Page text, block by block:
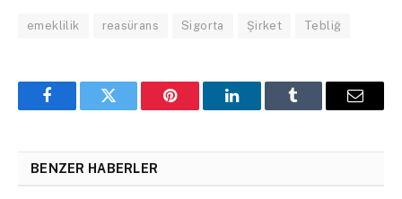
emeklilik reasürans Sigorta Şirket Tebliğ
FacebookTwitter Pinterest LinkedInTumblr Email
BENZER HABERLER